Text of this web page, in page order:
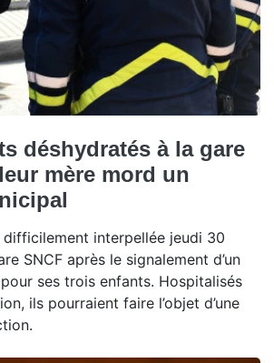
déshydratés à la gare
mère mord un
difficilement interpellée jeudi 30
SNCF après le signalement d’un
ses trois enfants. Hospitalisés
ils pourraient faire l’objet d’une